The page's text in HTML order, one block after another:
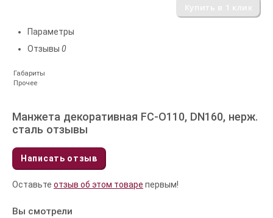
Параметры
Отзывы 0
Габариты
Прочее
Манжета декоративная FC-O110, DN160, нерж.
сталь отзывы
Написать отзыв
Оставьте отзыв об этом товаре первым!
Вы смотрели